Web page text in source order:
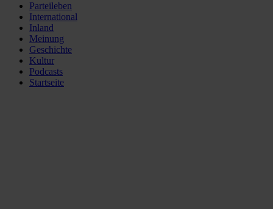
Parteileben
International
Inland
Meinung
Geschichte
Kultur
Podcasts
Startseite